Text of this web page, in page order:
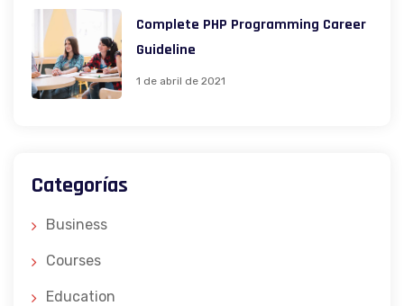
Complete PHP Programming Career
Guideline
1 de abril de 2021
Categorías
Business
Courses
Education